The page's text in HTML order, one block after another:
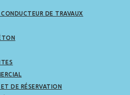
DE TRAVAUX
DE RÉSERVATION